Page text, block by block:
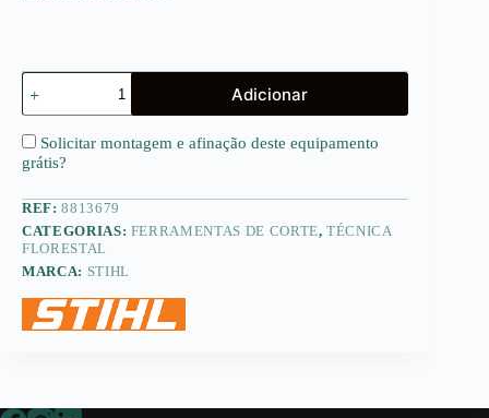
Quantidade
de
F
231
-
Tesourão
poda
STIHL/FELCO
Adicionar
Solicitar montagem e afinação deste equipamento
grátis?
REF:8813679
CATEGORIAS: FERRAMENTAS DE CORTE,TÉCNICA
FLORESTAL
MARCA: STIHL